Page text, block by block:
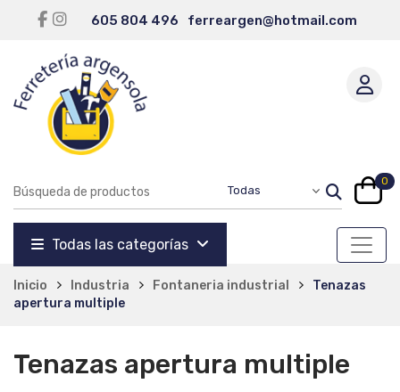
605 804 496 ferreargen@hotmail.com
0
Todas las categorías
Inicio Industria Fontaneria industrial
Tenazas
apertura multiple
Tenazas apertura multiple